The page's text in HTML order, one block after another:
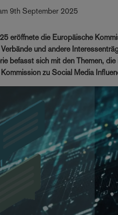
9th September 2025
eröffnete die Europäische
und andere
befasst sich mit den Themen,
zu Social Media